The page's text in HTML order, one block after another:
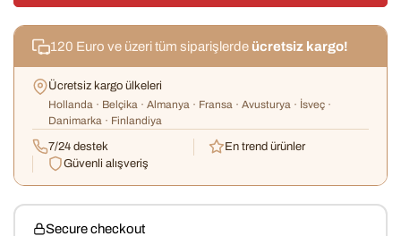
120 Euro ve üzeri tüm siparişlerde ücretsiz kargo!
Ücretsiz kargo ülkeleri
Hollanda · Belçika · Almanya · Fransa · Avusturya · İsveç ·
Danimarka · Finlandiya
7/24 destek
En trend ürünler
Güvenli alışveriş
Secure checkout